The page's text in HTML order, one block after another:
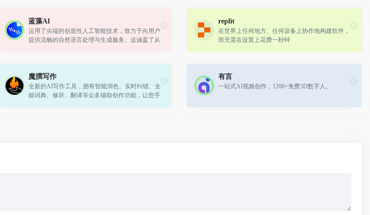
蓝藻AI
运用了尖端的创造性人工智能技术，致力于向用户
提供流畅的自然语言处理与生成服务。这涵盖了从
replit
在世界上任何地方、任何设备上协作地构建软件，
而无需在设置上花费一秒钟
魔撰写作
全新的AI写作工具，拥有智能润色、实时纠错、全
能词典、修辞、翻译等众多辅助创作功能，让您手
有言
一站式AI视频创作，1200+免费3D数字人。